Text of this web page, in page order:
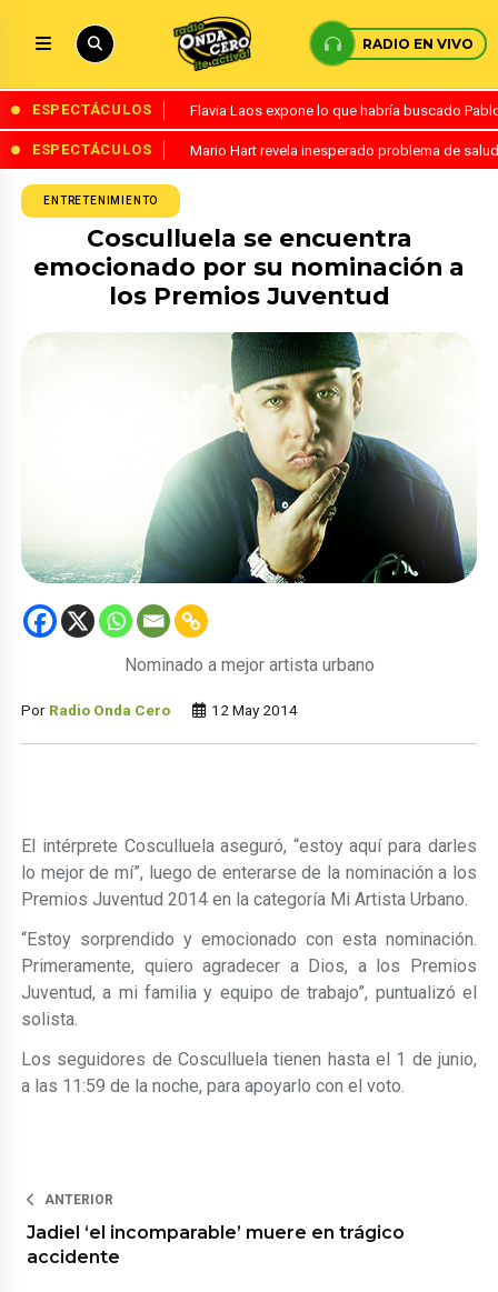
RADIO EN VIVO
ESPECTÁCULOS Flavia Laos expone lo que habría buscado
ESPECTÁCULOS Mario Hart revela inesperado problema de
ENTRETENIMIENTO
Cosculluela se encuentra
emocionado por su nominación a
los Premios Juventud
Nominado a mejor artista urbano
Por Radio Onda Cero 12 May 2014
El intérprete Cosculluela aseguró, “estoy aquí para darles
lo mejor de mí”, luego de enterarse de la nominación a los
Premios Juventud 2014 en la categoría Mi Artista Urbano.
“Estoy sorprendido y emocionado con esta nominación.
Primeramente, quiero agradecer a Dios, a los Premios
Juventud, a mi familia y equipo de trabajo”, puntualizó el
solista.
Los seguidores de Cosculluela tienen hasta el 1 de junio,
a las 11:59 de la noche, para apoyarlo con el voto.
ANTERIOR
Jadiel ‘el incomparable’ muere en trágico
accidente